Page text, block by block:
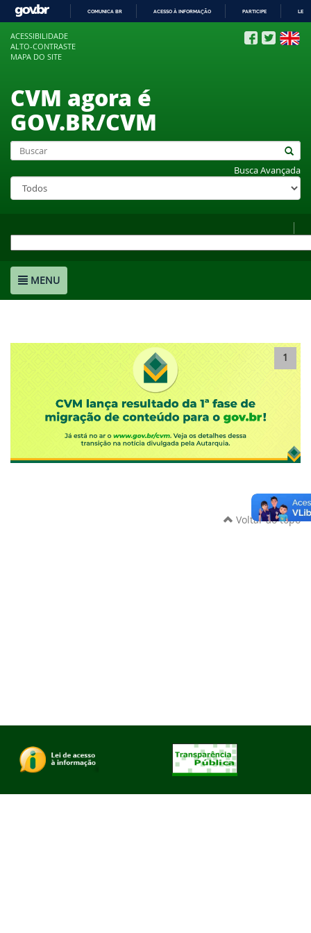
COMUNICA BR ACESSO À INFORMAÇÃO PARTICIPE
ACESSIBILIDADE
ALTO-CONTRASTE
MAPA DO SITE
CVM agora é
GOV.BR/CVM
Busca Avançada
MENU
1
Voltar ao topo